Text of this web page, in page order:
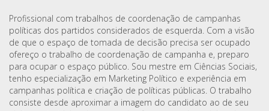
Profissional com trabalhos de coordenação de campanhas
políticas dos partidos considerados de esquerda. Com a visão
de que o espaço de tomada de decisão precisa ser ocupado
ofereço o trabalho de coordenação de campanha e, preparo
para ocupar o espaço público. Sou mestre em Ciências Sociais,
tenho especialização em Marketing Político e experiência em
campanhas política e criação de políticas públicas. O trabalho
consiste desde aproximar a imagem do candidato ao de seu